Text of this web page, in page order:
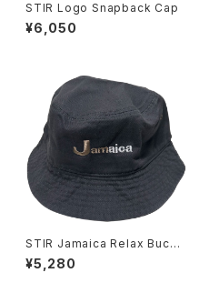
STIR Logo Snapback Cap
¥6,050
STIR Jamaica Relax Bucke
t Hat
¥5,280